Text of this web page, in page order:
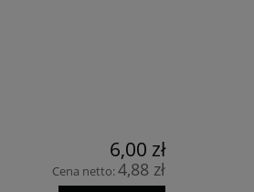
6,00 zł
Cena netto:4,88 zł